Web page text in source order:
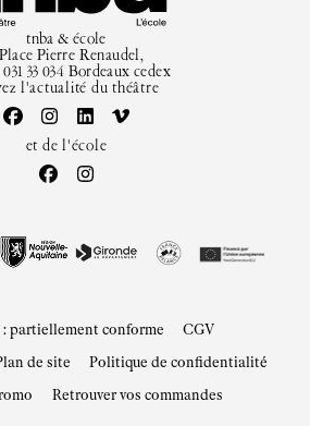
tnba & école
Pierre Renaudel,
33 034 Bordeaux cedex
l'actualité du théâtre
et de l'école
: partiellement conforme CGV
de site Politique de confidentialité
Retrouver vos commandes